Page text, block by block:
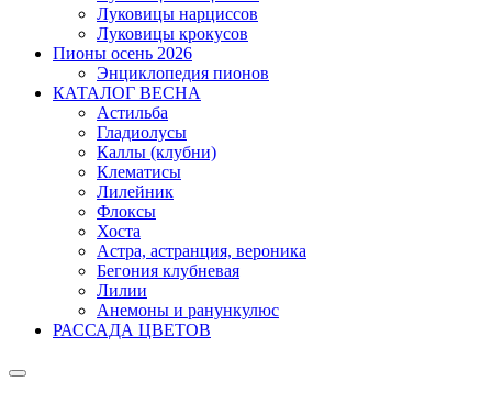
Луковицы нарциссов
Луковицы крокусов
Пионы осень 2026
Энциклопедия пионов
КАТАЛОГ ВЕСНА
Астильба
Гладиолусы
Каллы (клубни)
Клематисы
Лилейник
Флоксы
Хоста
Астра, астранция, вероника
Бегония клубневая
Лилии
Анемоны и ранункулюс
РАССАДА ЦВЕТОВ